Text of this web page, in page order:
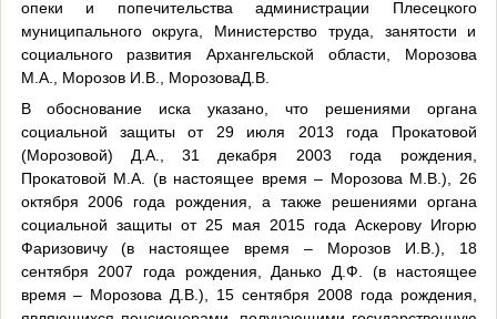
опеки и попечительства администрации Плесецкого
муниципального округа, Министерство труда, занятости и
социального развития Архангельской области, Морозова
М.А., Морозов И.В., МорозоваД.В.
В обоснование иска указано, что решениями органа
социальной защиты от 29 июля 2013 года Прокатовой
(Морозовой) Д.А., 31 декабря 2003 года рождения,
Прокатовой М.А. (в настоящее время – Морозова М.В.), 26
октября 2006 года рождения, а также решениями органа
социальной защиты от 25 мая 2015 года Аскерову Игорю
Фаризовичу (в настоящее время – Морозов И.В.), 18
сентября 2007 года рождения, Данько Д.Ф. (в настоящее
время – Морозова Д.В.), 15 сентября 2008 года рождения,